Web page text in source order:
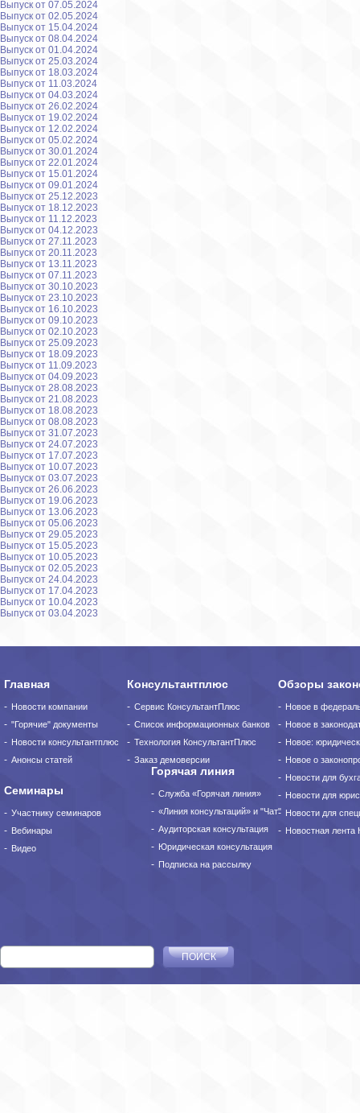
Выпуск от 07.05.2024
Выпуск от 02.05.2024
Выпуск от 15.04.2024
Выпуск от 08.04.2024
Выпуск от 01.04.2024
Выпуск от 25.03.2024
Выпуск от 18.03.2024
Выпуск от 11.03.2024
Выпуск от 04.03.2024
Выпуск от 26.02.2024
Выпуск от 19.02.2024
Выпуск от 12.02.2024
Выпуск от 05.02.2024
Выпуск от 30.01.2024
Выпуск от 22.01.2024
Выпуск от 15.01.2024
Выпуск от 09.01.2024
Выпуск от 25.12.2023
Выпуск от 18.12.2023
Выпуск от 11.12.2023
Выпуск от 04.12.2023
Выпуск от 27.11.2023
Выпуск от 20.11.2023
Выпуск от 13.11.2023
Выпуск от 07.11.2023
Выпуск от 30.10.2023
Выпуск от 23.10.2023
Выпуск от 16.10.2023
Выпуск от 09.10.2023
Выпуск от 02.10.2023
Выпуск от 25.09.2023
Выпуск от 18.09.2023
Выпуск от 11.09.2023
Выпуск от 04.09.2023
Выпуск от 28.08.2023
Выпуск от 21.08.2023
Выпуск от 18.08.2023
Выпуск от 08.08.2023
Выпуск от 31.07.2023
Выпуск от 24.07.2023
Выпуск от 17.07.2023
Выпуск от 10.07.2023
Выпуск от 03.07.2023
Выпуск от 26.06.2023
Выпуск от 19.06.2023
Выпуск от 13.06.2023
Выпуск от 05.06.2023
Выпуск от 29.05.2023
Выпуск от 15.05.2023
Выпуск от 10.05.2023
Выпуск от 02.05.2023
Выпуск от 24.04.2023
Выпуск от 17.04.2023
Выпуск от 10.04.2023
Выпуск от 03.04.2023
Главная
Новости компании
"Горячие" документы
Новости консультантплюс
Анонсы статей
Консультантплюс
Сервис КонсультантПлюс
Список информационных банков
Технология КонсультантПлюс
Заказ демоверсии
Обзоры
Новое в
Новое в
Новое:
Новое о
Новости для
Новости для
Новости для
Новостная лента
Горячая линия
Служба «Горячая линия»
«Линия консультаций» и "Чат"
Аудиторская консультация
Юридическая консультация
Подписка на рассылку
Семинары
Участнику семинаров
Вебинары
Видео